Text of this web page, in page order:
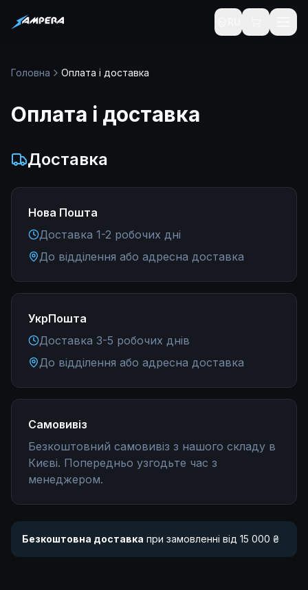
Безкоштовна доставка зарядних станцій від 15
Головна Оплата і доставка
Оплата і доставка
Доставка
Нова Пошта
Доставка 1-2 робочих дні
До відділення або адресна доставка
УкрПошта
Доставка 3-5 робочих днів
До відділення або адресна доставка
Самовивіз
Безкоштовний самовивіз з нашого складу в
Києві. Попередньо узгодьте час з
менеджером.
Безкоштовна доставка при замовленні від 15 000 ₴